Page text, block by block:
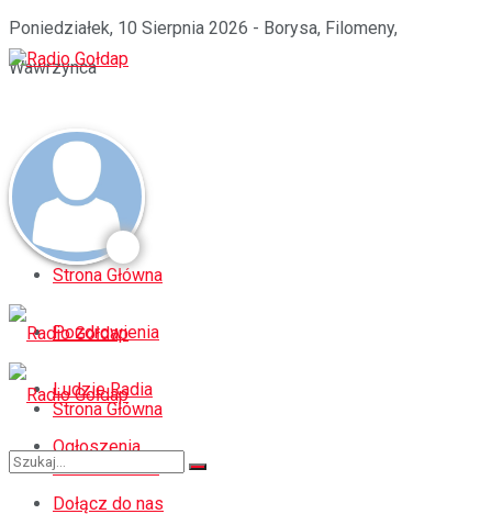
Poniedziałek, 10 Sierpnia 2026 - Borysa, Filomeny,
Wawrzynca
Strona Główna
Pozdrowienia
Ludzie Radia
Ogłoszenia
Dołącz do nas
Strona Główna
Pozdrowienia